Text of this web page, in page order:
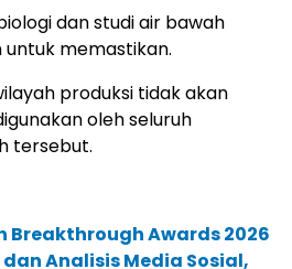
dan studi air bawah
memastikan.
produksi tidak akan
oleh seluruh
tersebut.
Breakthrough Awards 2026
Analisis Media Sosial,